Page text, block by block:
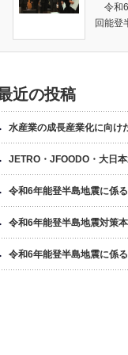
令和6
回能登
近の投稿
水産業の成長産業化に向け
JETRO・JFOODO・大日
令和6年能登半島地震に係
令和6年能登半島地震対策
令和6年能登半島地震に係